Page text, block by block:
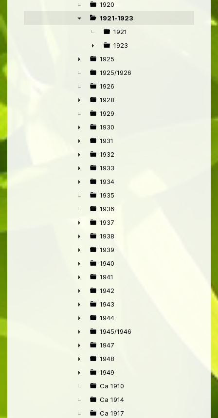
1920
1921-1923
1921
►
1923
►
1925
1925/1926
1926
►
1928
1929
►
1930
►
1931
►
1932
►
1933
►
1934
1935
1936
►
1937
►
1938
►
1939
►
1940
►
1941
►
1942
►
1943
►
1944
►
1945/1946
►
1947
►
1948
►
1949
Ca 1910
Ca 1914
Ca 1917